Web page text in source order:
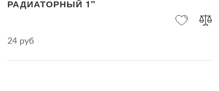
РАДИАТОРНЫЙ 1"
24 руб